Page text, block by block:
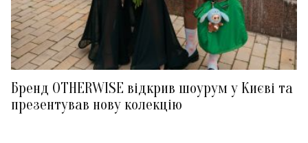
Бренд OTHERWISE відкрив шоурум у Києві та
презентував нову колекцію